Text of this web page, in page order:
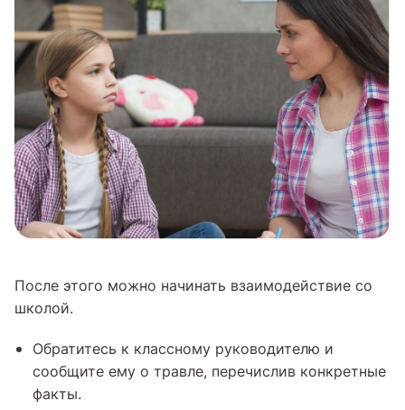
После этого можно начинать взаимодействие со
школой.
Обратитесь к классному руководителю и
сообщите ему о травле, перечислив конкретные
факты.